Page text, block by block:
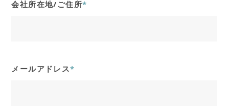
会社所在地/ご住所*
メールアドレス*